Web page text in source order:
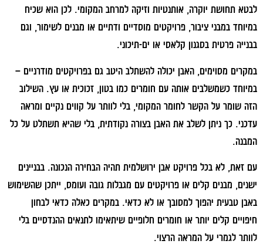
לבטא תחושת יוקרה, אותנטיות וזיקה למרחב המקומי. לכן הוא שכיח
במיוחד במבני ציבור, פרויקטים מוסדיים ודתיים או מבנים לשימור, וגם
בבנייה פרטית בסגנון קלאסי או ים-תיכוני.
במקרים מסוימים, האבן יכולה להשתלב היטב גם בפרויקטים מודרניים –
במיוחד כשמשלבים אותה עם חומרים כמו בטון, זכוכית או עץ. השילוב
הזה שומר על הקשר לחומר המקומי, בלי לוותר על קווים נקיים ומראה
עדכני. כך ניתן לשלב את האבן בצורה נקודתית, בלי שהיא תשתלט על כל
המבנה.
עם זאת, לא בכל פרויקט אבן ירושלמית תהיה הבחירה הנכונה. בבניינים
ישנים, מבנים קלים או פרויקטים עם מגבלות גובה ועומס, ייתכן שהשימוש
באבן טבעית יהפוך למסובך או לא כדאי. במקרים כאלה כדאי לבחון
חיפויים קלים יותר או חומרים חלופיים שיתאימו לתנאים ההנדסיים בלי
לוותר לגמרי על המראה הרצוי.